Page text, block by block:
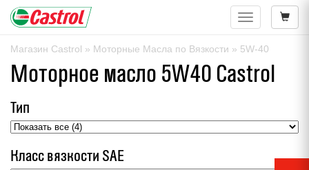
Магазин Castrol » Моторные Масла по Вязкости » 5W-40
Моторное масло 5W40 Castrol
Тип
Класс вязкости SAE
Навигация